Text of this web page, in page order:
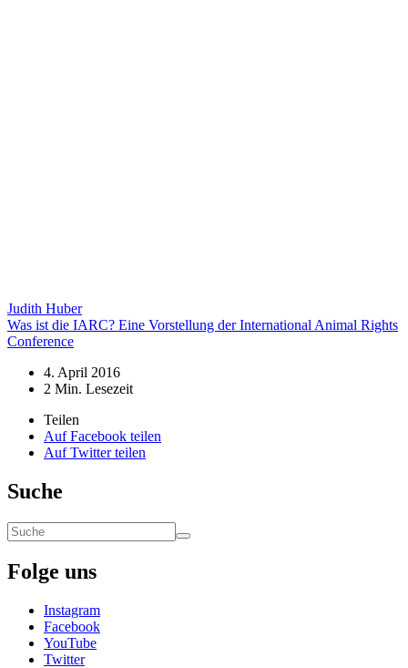
Judith Huber
Was ist die IARC? Eine Vorstellung der International Animal Rights
Conference
4. April 2016
2 Min. Lesezeit
Teilen
Auf Facebook teilen
Auf Twitter teilen
Suche
Folge uns
Instagram
Facebook
YouTube
Twitter